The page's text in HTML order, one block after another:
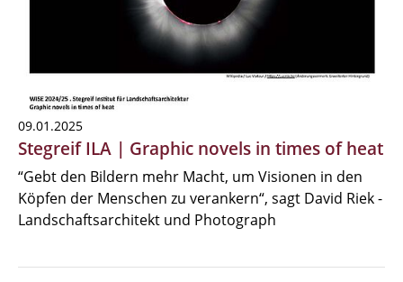
09.01.2025
Stegreif ILA | Graphic novels in times of heat
“Gebt den Bildern mehr Macht, um Visionen in den
Köpfen der Menschen zu verankern“, sagt David Riek -
Landschaftsarchitekt und Photograph